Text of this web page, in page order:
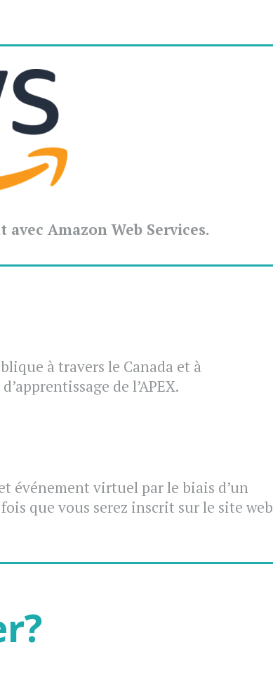
Amazon Web Services.
à travers le Canada et à
de l’APEX.
événement virtuel par le biais d’un
que vous serez inscrit sur le site web